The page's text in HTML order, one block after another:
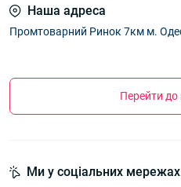
Наша адреса
Промтоварний Ринок 7км м.
Перейти до
Ми у соціальних мережах